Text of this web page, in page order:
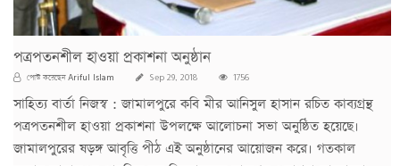
পত্রপতনশীল হাওয়া প্রকাশনা অনুষ্ঠান
পোস্ট করেছেনAriful Islam Sep 29, 2018 1756
সাহিত্য বার্তা নিজস্ব : জামালপুরে কবি মীর আনিসুল হাসান রচিত কাব্যগ্রন্থ
পত্রপতনশীল হাওয়া প্রকাশনা উপলক্ষে আলোচনা সভা অনুষ্ঠিত হয়েছে।
জামালপুরের ষড়ঙ্গ আবৃত্তি পীঠ এই অনুষ্ঠানের আয়োজন করে। গতকাল